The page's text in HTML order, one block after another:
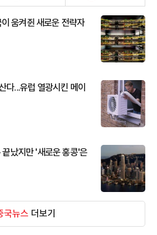
움켜쥔 새로운 전략자
다...유럽 열광시킨 메이
났지만 '새로운 홍콩'은
국뉴스 더보기